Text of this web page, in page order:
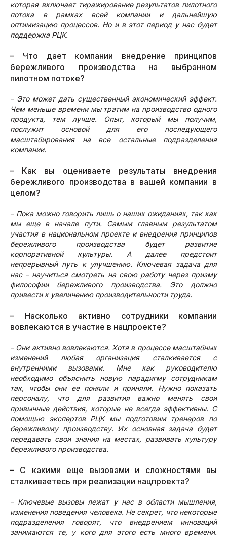
которая включает тиражирование результатов пилотного
потока в рамках всей компании и дальнейшую
оптимизацию процессов. Но и в этот период у нас будет
поддержка РЦК.
– Что дает компании внедрение принципов
бережливого производства на выбранном
пилотном потоке?
– Это может дать существенный экономический эффект.
Чем меньше времени мы тратим на производство одного
продукта, тем лучше. Опыт, который мы получим,
послужит основой для его последующего
масштабирования на все остальные подразделения
компании.
– Как вы оцениваете результаты внедрения
бережливого производства в вашей компании в
целом?
– Пока можно говорить лишь о наших ожиданиях, так как
мы еще в начале пути. Самым главным результатом
участия в национальном проекте и внедрения принципов
бережливого производства будет развитие
корпоративной культуры. А далее предстоит
непрерывный путь к улучшению. Ключевая задача для
нас – научиться смотреть на свою работу через призму
философии бережливого производства. Это должно
привести к увеличению производительности труда.
– Насколько активно сотрудники компании
вовлекаются в участие в нацпроекте?
– Они активно вовлекаются. Хотя в процессе масштабных
изменений любая организация сталкивается с
внутренними вызовами. Мне как руководителю
необходимо объяснить новую парадигму сотрудникам
так, чтобы они ее поняли и приняли. Нужно показать
персоналу, что для развития важно менять свои
привычные действия, которые не всегда эффективны. С
помощью экспертов РЦК мы подготовим тренеров по
бережливому производству. Их основная задача будет
передавать свои знания на местах, развивать культуру
бережливого производства.
– С какими еще вызовами и сложностями вы
сталкиваетесь при реализации нацпроекта?
– Ключевые вызовы лежат у нас в области мышления,
изменения поведения человека. Не секрет, что некоторые
подразделения говорят, что внедрением инноваций
занимаются те, у кого для этого есть много времени.